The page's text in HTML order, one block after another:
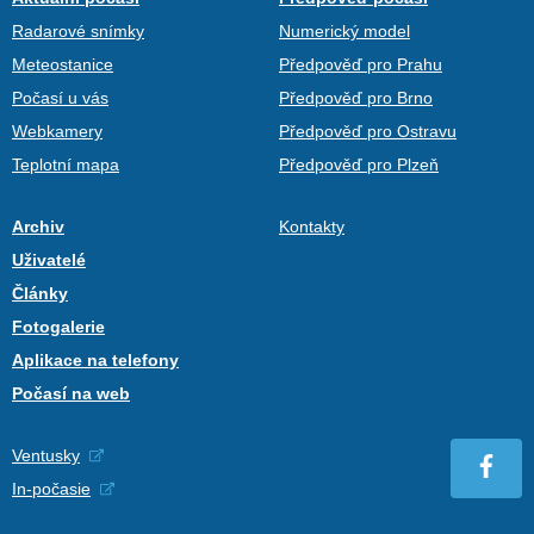
Radarové snímky
Meteostanice
Počasí u vás
Webkamery
Teplotní mapa
Numerický model
Předpověď pro Prahu
Předpověď pro Brno
Předpověď pro Ostravu
Předpověď pro Plzeň
Archiv
Uživatelé
Články
Fotogalerie
Aplikace na telefony
Počasí na web
Kontakty
Ventusky
In-počasie